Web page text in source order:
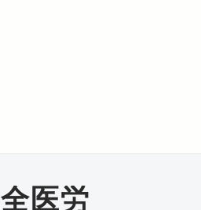
全医労